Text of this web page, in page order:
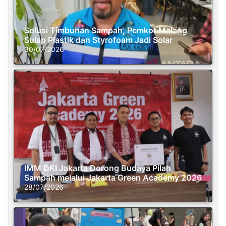
Solusi Timbunan Sampah, Pemkot Malang
Sulap Plastik dan Styrofoam Jadi Solar
30/07/2026
IMM DKI Jakarta Dorong Budaya Pilah
Sampah melalui Jakarta Green Academy 2026
28/07/2026